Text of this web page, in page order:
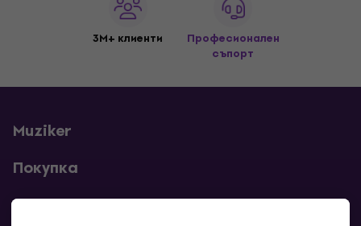
3M+ клиенти
Професионален
съпорт
Muziker
Покупка
Полезни линкове